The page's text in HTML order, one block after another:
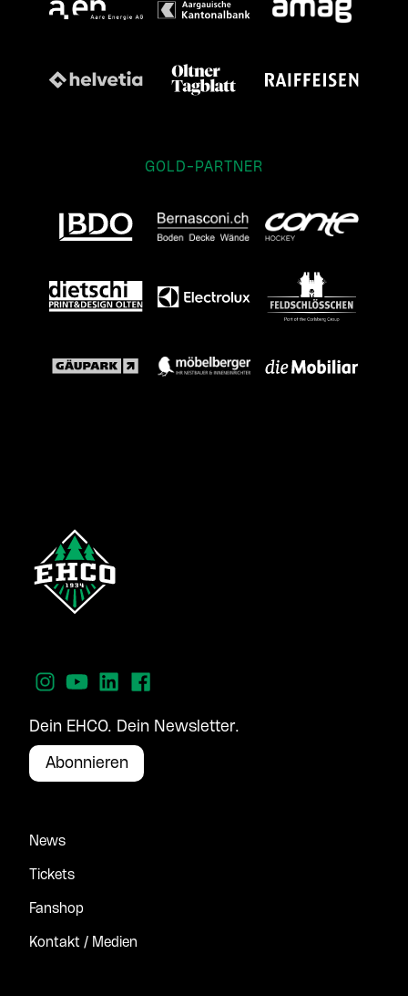
GOLD-PARTNER
Dein EHCO. Dein Newsletter.
Abonnieren
News
Tickets
Fanshop
Kontakt / Medien